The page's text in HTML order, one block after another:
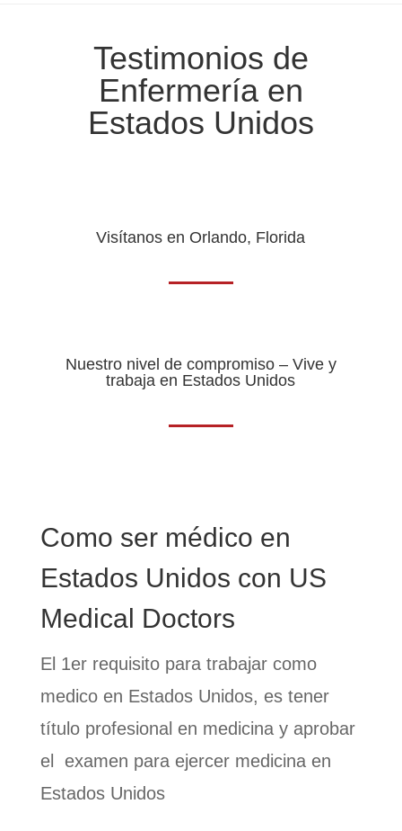
Testimonios de
Enfermería en
Estados Unidos
Visítanos en Orlando, Florida
Nuestro nivel de compromiso – Vive y
trabaja en Estados Unidos
Como ser médico en
Estados Unidos con US
Medical Doctors
El 1er requisito para trabajar como
medico en Estados Unidos, es tener
título profesional en medicina y aprobar
el examen para ejercer medicina en
Estados Unidos